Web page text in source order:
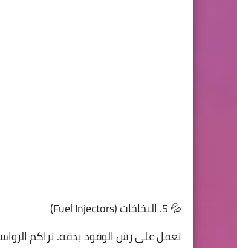
💦 5. البخاخات (Fuel Injectors)
تعمل على رش الوقود بدقة. تراكم